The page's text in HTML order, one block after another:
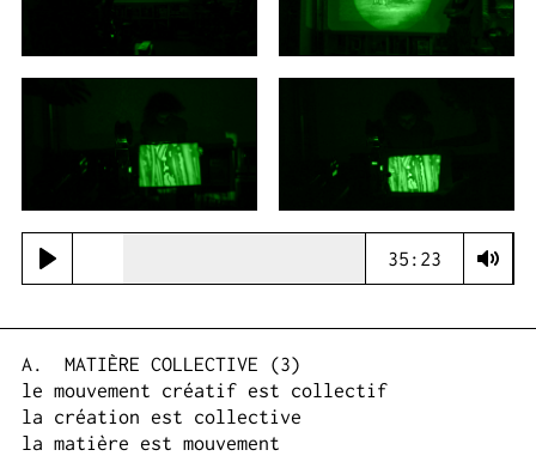
Current
time
35:23
MATIÈRE COLLECTIVE (3)
le mouvement créatif est collectif
la création est collective
la matière est mouvement